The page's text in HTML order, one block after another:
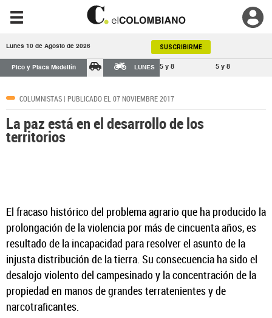
Lunes 10 de Agosto de 2026 SUSCRIBIRME
Pico y Placa Medellín LUNES 5 y 8 5 y 8
COLUMNISTAS | PUBLICADO EL 07 NOVIEMBRE 2017
La paz está en el desarrollo de los
territorios
El fracaso histórico del problema agrario que ha producido la
prolongación de la violencia por más de cincuenta años, es
resultado de la incapacidad para resolver el asunto de la
injusta distribución de la tierra. Su consecuencia ha sido el
desalojo violento del campesinado y la concentración de la
propiedad en manos de grandes terratenientes y de
narcotraficantes.